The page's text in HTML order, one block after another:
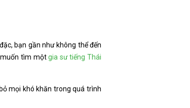
bạn gần như không thể đến
muốn tìm mộtgia sư tiếng Thái
mọi khó khăn trong quá trình